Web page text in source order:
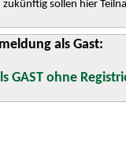
zukünftig sollen hier
als Gast:
GAST ohne